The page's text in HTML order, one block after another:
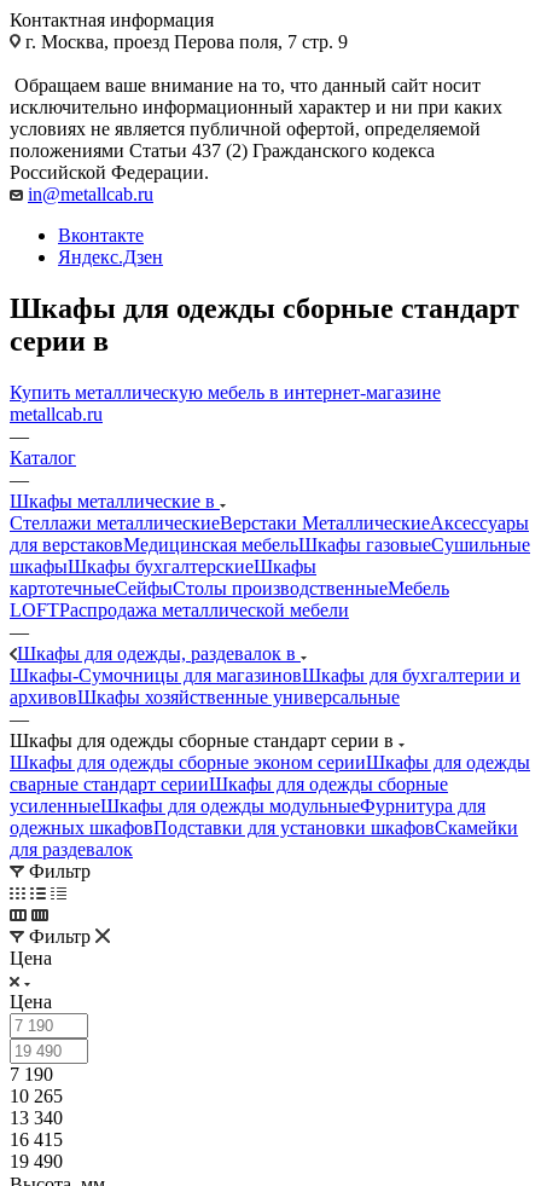
Контактная информация
г. Москва, проезд Перова поля, 7 стр. 9
Обращаем ваше внимание на то, что данный сайт носит
исключительно информационный характер и ни при каких
условиях не является публичной офертой, определяемой
положениями Статьи 437 (2) Гражданского кодекса
Российской Федерации.
in@metallcab.ru
Вконтакте
Яндекс.Дзен
Шкафы для одежды сборные стандарт
серии в
Купить металлическую мебель в интернет-магазине
metallcab.ru
—
Каталог
—
Шкафы металлические в
Стеллажи металлическиеВерстаки МеталлическиеАксессуары
для верстаковМедицинская мебельШкафы газовыеСушильные
шкафыШкафы бухгалтерскиеШкафы
картотечныеСейфыСтолы производственныеМебель
LOFTРаспродажа металлической мебели
—
Шкафы для одежды, раздевалок в
Шкафы-Сумочницы для магазиновШкафы для бухгалтерии и
архивовШкафы хозяйственные универсальные
—
Шкафы для одежды сборные стандарт серии в
Шкафы для одежды сборные эконом серииШкафы для одежды
сварные стандарт серииШкафы для одежды сборные
усиленныеШкафы для одежды модульныеФурнитура для
одежных шкафовПодставки для установки шкафовСкамейки
для раздевалок
Фильтр
Фильтр
Цена
Цена
7 190
10 265
13 340
16 415
19 490